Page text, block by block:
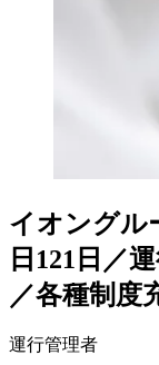
イオングル
日121日／
／各種制度
運行管理者